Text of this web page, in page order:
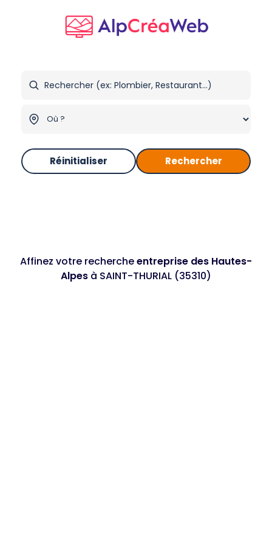
Réinitialiser Rechercher
Affinez votre rechercheentreprise des Hautes-
Alpes à SAINT-THURIAL (35310)